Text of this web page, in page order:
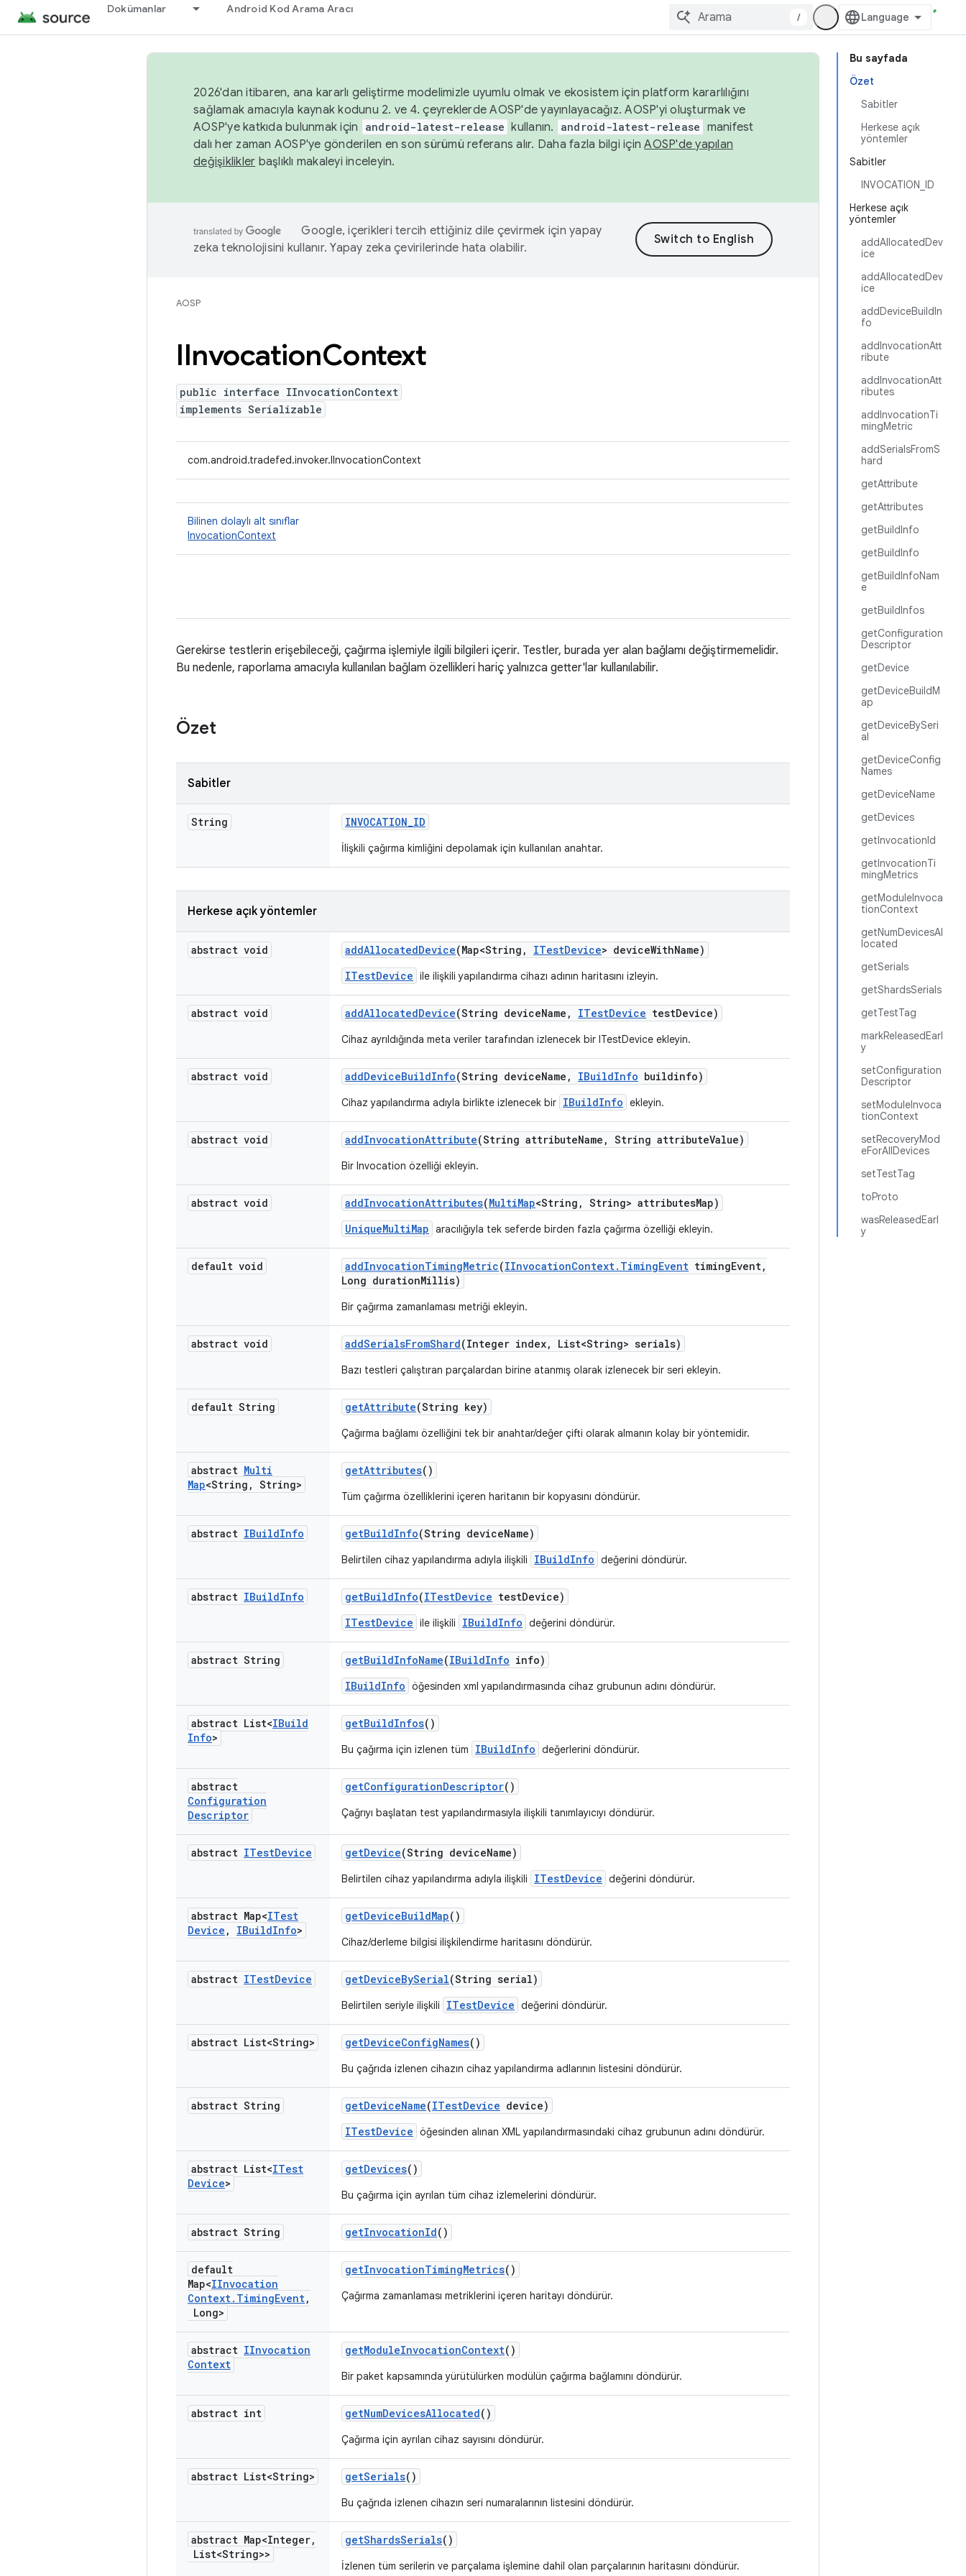
Dokümanlar Android Kod Arama Aracı
/
Bu sayfada
Özet
Sabitler
Herkese açık
yöntemler
Sabitler
INVOCATION_ID
Herkese açık
yöntemler
addAllocatedDev
ice
addAllocatedDev
ice
addDeviceBuildIn
fo
addInvocationAtt
ribute
addInvocationAtt
ributes
addInvocationTi
mingMetric
addSerialsFromS
hard
getAttribute
getAttributes
getBuildInfo
getBuildInfo
getBuildInfoNam
e
getBuildInfos
getConfiguration
Descriptor
getDevice
getDeviceBuildM
ap
getDeviceBySeri
al
getDeviceConfig
Names
getDeviceName
getDevices
getInvocationId
getInvocationTi
mingMetrics
getModuleInvoca
tionContext
getNumDevicesAl
located
getSerials
getShardsSerials
getTestTag
markReleasedEarl
y
setConfiguration
Descriptor
setModuleInvoca
tionContext
setRecoveryMod
eForAllDevices
setTestTag
toProto
wasReleasedEarl
y
2026'dan itibaren, ana kararlı geliştirme modelimizle uyumlu olmak ve ekosistem için platform kararlılığını
sağlamak amacıyla kaynak kodunu 2. ve 4. çeyreklerde AOSP'de yayınlayacağız. AOSP'yi oluşturmak ve
AOSP'ye katkıda bulunmak için
android-latest-release kullanın. android-latest-release manifest
dalı her zaman AOSP'ye gönderilen en son sürümü referans alır. Daha fazla bilgi içinAOSP'de yapılan
değişiklikler başlıklı makaleyi inceleyin.
Google, içerikleri tercih ettiğiniz dile çevirmek için yapay
zeka teknolojisini kullanır. Yapay zeka çevirilerinde hata olabilir.
AOSP
IInvocationContext
public interface IInvocationContext
implements Serializable
com.android.tradefed.invoker.IInvocationContext
Bilinen dolaylı alt sınıflar
InvocationContext
Gerekirse testlerin erişebileceği, çağırma işlemiyle ilgili bilgileri içerir. Testler, burada yer alan bağlamı değiştirmemelidir.
Bu nedenle, raporlama amacıyla kullanılan bağlam özellikleri hariç yalnızca getter'lar kullanılabilir.
Özet
Sabitler
String INVOCATION_ID
İlişkili çağırma kimliğini depolamak için kullanılan anahtar.
Herkese açık yöntemler
abstract void addAllocatedDevice(Map<String , ITestDevice> deviceWithName)
ITestDevice ile ilişkili yapılandırma cihazı adının haritasını izleyin.
abstract void addAllocatedDevice(String deviceName , ITestDevice testDevice)
Cihaz ayrıldığında meta veriler tarafından izlenecek bir ITestDevice ekleyin.
abstract void addDeviceBuildInfo(String deviceName , IBuildInfo buildinfo)
Cihaz yapılandırma adıyla birlikte izlenecek bir IBuildInfo ekleyin.
abstract void addInvocationAttribute(String attributeName , String attributeValue)
Bir Invocation özelliği ekleyin.
abstract void addInvocationAttributes(MultiMap<String , String> attributesMap)
UniqueMultiMap aracılığıyla tek seferde birden fazla çağırma özelliği ekleyin.
default void addInvocationTimingMetric(IInvocationContext. TimingEvent timingEvent,
Long durationMillis)
Bir çağırma zamanlaması metriği ekleyin.
abstract void addSerialsFromShard(Integer index, List<String> serials)
Bazı testleri çalıştıran parçalardan birine atanmış olarak izlenecek bir seri ekleyin.
default String getAttribute(String key)
Çağırma bağlamı özelliğini tek bir anahtar/değer çifti olarak almanın kolay bir yöntemidir.
abstract Multi
Map<String , String>
getAttributes()
Tüm çağırma özelliklerini içeren haritanın bir kopyasını döndürür.
abstract IBuildInfo getBuildInfo(String deviceName)
Belirtilen cihaz yapılandırma adıyla ilişkili IBuildInfo değerini döndürür.
abstract IBuildInfo getBuildInfo(ITestDevice testDevice)
ITestDevice ile ilişkili IBuildInfo değerini döndürür.
abstract String getBuildInfoName(IBuildInfo info)
IBuildInfo öğesinden xml yapılandırmasında cihaz grubunun adını döndürür.
abstract List<IBuild
Info>
getBuildInfos()
Bu çağırma için izlenen tüm IBuildInfo değerlerini döndürür.
abstract
Configuration
Descriptor
getConfigurationDescriptor()
Çağrıyı başlatan test yapılandırmasıyla ilişkili tanımlayıcıyı döndürür.
abstract ITestDevice getDevice(String deviceName)
Belirtilen cihaz yapılandırma adıyla ilişkili ITestDevice değerini döndürür.
abstract Map<ITest
Device , IBuildInfo>
getDeviceBuildMap()
Cihaz/derleme bilgisi ilişkilendirme haritasını döndürür.
abstract ITestDevice getDeviceBySerial(String serial)
Belirtilen seriyle ilişkili ITestDevice değerini döndürür.
abstract List<String> getDeviceConfigNames()
Bu çağrıda izlenen cihazın cihaz yapılandırma adlarının listesini döndürür.
abstract String getDeviceName(ITestDevice device)
ITestDevice öğesinden alınan XML yapılandırmasındaki cihaz grubunun adını döndürür.
abstract List<ITest
Device>
getDevices()
Bu çağırma için ayrılan tüm cihaz izlemelerini döndürür.
abstract String getInvocationId()
default
Map<IInvocation
Context. TimingEvent,
Long>
getInvocationTimingMetrics()
Çağırma zamanlaması metriklerini içeren haritayı döndürür.
abstract IInvocation
Context
getModuleInvocationContext()
Bir paket kapsamında yürütülürken modülün çağırma bağlamını döndürür.
abstract int getNumDevicesAllocated()
Çağırma için ayrılan cihaz sayısını döndürür.
abstract List<String> getSerials()
Bu çağrıda izlenen cihazın seri numaralarının listesini döndürür.
abstract Map<Integer,
List<String>>
getShardsSerials()
İzlenen tüm serilerin ve parçalama işlemine dahil olan parçalarının haritasını döndürür.